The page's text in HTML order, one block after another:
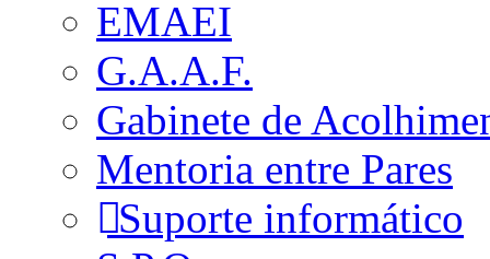
EMAEI
G.A.A.F.
Gabinete de
Mentoria entre Pares
Suporte informático